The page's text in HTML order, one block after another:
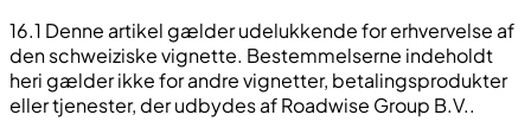
16.1 Denne artikel gælder udelukkende for erhvervelse af
den schweiziske vignette. Bestemmelserne indeholdt
heri gælder ikke for andre vignetter, betalingsprodukter
eller tjenester, der udbydes af Roadwise Group B.V..